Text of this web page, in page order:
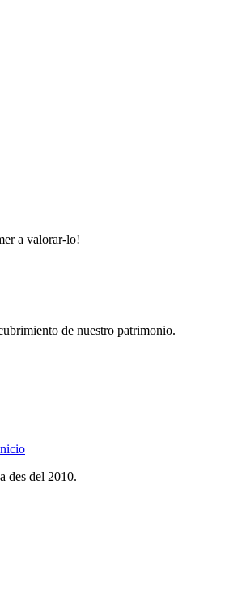
a valorar-lo!
de nuestro patrimonio.
des del 2010.